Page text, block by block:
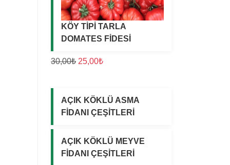
0
0
,
0
₺
0
0
,
0
a
t
3
₺
.
a
t
:
2
₺
.
KÖY TİPİ TARLA
DOMATES FİDESİ
30,00₺ O
j
i
f
25,00₺Ş
n
d
i
f
AÇIK KÖKLÜ ASMA
FİDANI ÇEŞİTLERİ
AÇIK KÖKLÜ MEYVE
FİDANI ÇEŞİTLERİ